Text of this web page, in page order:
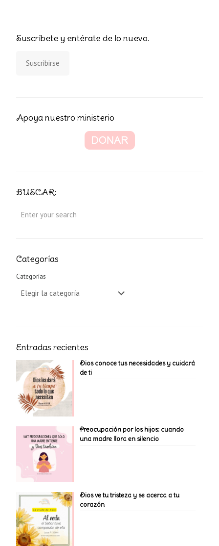
Suscríbete y entérate de lo nuevo.
Suscribirse
Apoya nuestro ministerio
BUSCAR:
Categorías
Categorías
Entradas recientes
Dios conoce tus necesidades y cuidará
de ti
Preocupación por los hijos: cuando
una madre llora en silencio
Dios ve tu tristeza y se acerca a tu
corazón